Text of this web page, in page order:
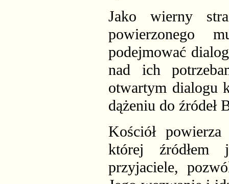
Jako wierny
powierzonego
podejmować
nad ich
otwartym dialogu
dążeniu do źródeł
Kościół
której źródłem
przyjaciele,